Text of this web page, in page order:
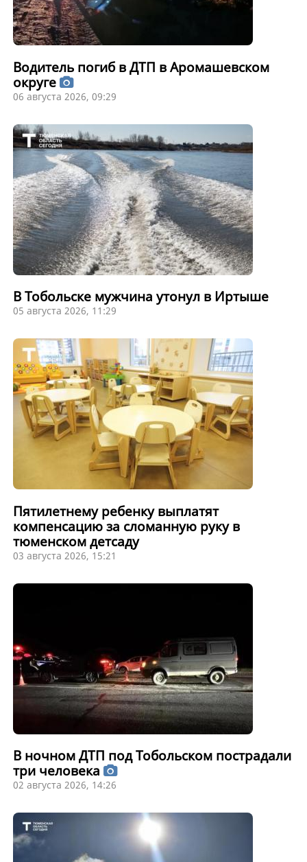
Водитель погиб в ДТП в Аромашевском
округе
06 августа 2026, 09:29
В Тобольске мужчина утонул в Иртыше
05 августа 2026, 11:29
Пятилетнему ребенку выплатят
компенсацию за сломанную руку в
тюменском детсаду
03 августа 2026, 15:21
В ночном ДТП под Тобольском пострадали
три человека
02 августа 2026, 14:26